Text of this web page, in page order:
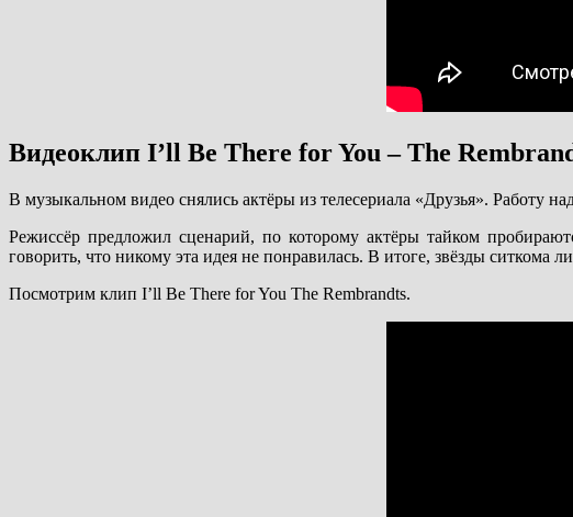
Видеоклип I’ll Be There for You – The
В музыкальном видео снялись актёры из телесериала «Друзья». Работу
Режиссёр предложил сценарий, по которому актёры тайком
говорить, что никому эта идея не понравилась. В итоге, звёзды ситкома
Посмотрим клип I’ll Be There for You The Rembrandts.